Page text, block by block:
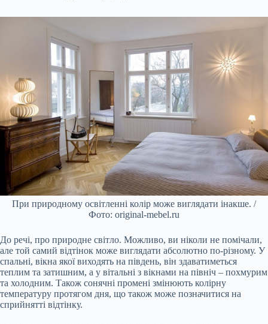
При природному освітленні колір може виглядати інакше. /
Фото: original-mebel.ru
До речі, про природне світло. Можливо, ви ніколи не помічали,
але той самий відтінок може виглядати абсолютно по-різному. У
спальні, вікна якої виходять на південь, він здаватиметься
теплим та затишним, а у вітальні з вікнами на північ – похмурим
та холодним. Також сонячні промені змінюють колірну
температуру протягом дня, що також може позначитися на
сприйнятті відтінку.